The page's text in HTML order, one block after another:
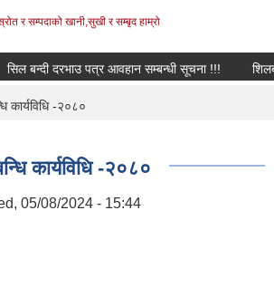
र सम्पदाको खानी,सुखी र सम्बृद हाम्रो
बन्दी दरभाउ पत्र आवहान सम्बन्धी सूचना !!!
कार्यविधि -२०८०
कार्यविधि -२०८०
05/08/2024 - 15:44